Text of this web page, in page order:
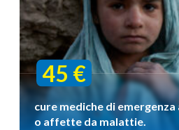
45 €
cure mediche di
o affette da malattie.